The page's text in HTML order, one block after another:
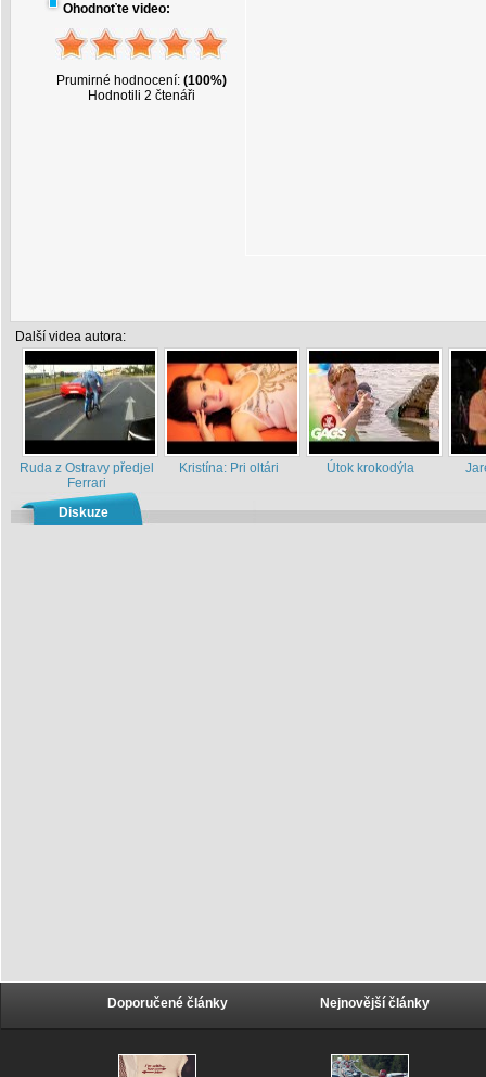
Ohodnoťte video:
Prumirné hodnocení: (100%)
Hodnotili 2 čtenáři
Další videa autora:
Ruda z Ostravy předjel
Ferrari
Kristína: Pri oltári Útok krokodýla
Diskuze
Doporučené články Nejnovější články